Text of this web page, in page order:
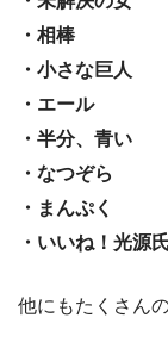
・相棒
・小さな巨人
・エール
・半分、青い
・なつぞら
・まんぷく
・いいね！光源
他にもたくさん